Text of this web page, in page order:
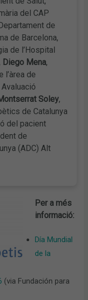
del CAP
de
de Barcelona,
de l’Hospital
Diego Mena,
l’àrea de
Soley,
de Catalunya
del pacient
de
(ADC) Alt
Per a més
informació:
Día Mundial
de la
(via Fundación para